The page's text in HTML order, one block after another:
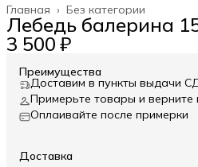
Без категории
Главная ›
Лебедь балерина
3 500 ₽
Преимущества
Доставим в пункты выдачи
Примерьте товары и
Оплаивайте после примерки
Доставка